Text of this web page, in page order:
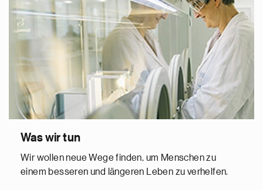
Was wir tun
Wir wollen neue Wege finden, um Menschen zu
einem besseren und längeren Leben zu verhelfen.